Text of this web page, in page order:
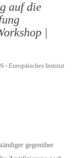
auf die
|
- Europäisches Institut
gegenüber